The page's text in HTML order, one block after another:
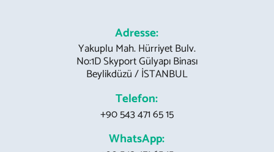
Adresse:
Yakuplu Mah. Hürriyet Bulv.
No:1D Skyport Gülyapı Binası
Beylikdüzü / İSTANBUL
Telefon:
+90 543 471 65 15
WhatsApp: